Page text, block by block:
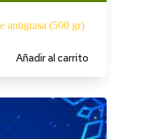
antigrasa (500 gr)
Añadir al carrito